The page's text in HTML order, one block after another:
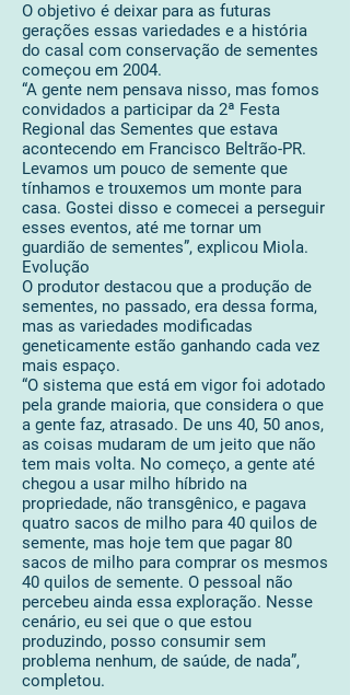
O objetivo é deixar para as futuras
gerações essas variedades e a história
do casal com conservação de sementes
começou em 2004.
“A gente nem pensava nisso, mas fomos
convidados a participar da 2ª Festa
Regional das Sementes que estava
acontecendo em Francisco Beltrão-PR.
Levamos um pouco de semente que
tínhamos e trouxemos um monte para
casa. Gostei disso e comecei a perseguir
esses eventos, até me tornar um
guardião de sementes”, explicou Miola.
Evolução
O produtor destacou que a produção de
sementes, no passado, era dessa forma,
mas as variedades modificadas
geneticamente estão ganhando cada vez
mais espaço.
“O sistema que está em vigor foi adotado
pela grande maioria, que considera o que
a gente faz, atrasado. De uns 40, 50 anos,
as coisas mudaram de um jeito que não
tem mais volta. No começo, a gente até
chegou a usar milho híbrido na
propriedade, não transgênico, e pagava
quatro sacos de milho para 40 quilos de
semente, mas hoje tem que pagar 80
sacos de milho para comprar os mesmos
40 quilos de semente. O pessoal não
percebeu ainda essa exploração. Nesse
cenário, eu sei que o que estou
produzindo, posso consumir sem
problema nenhum, de saúde, de nada”,
completou.